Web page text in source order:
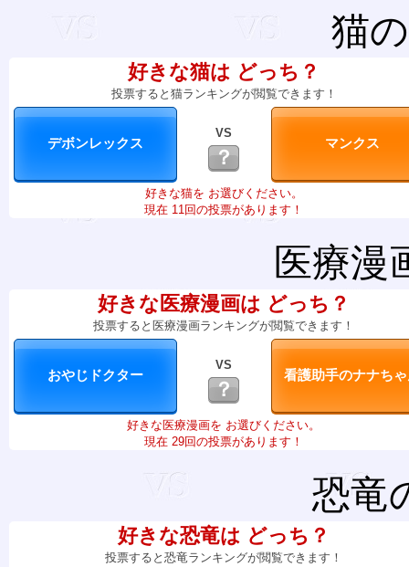
猫
好きな猫は どっち？
投票すると猫ランキングが閲覧できます！
VS
？
好きな猫を お選びください。
現在 11回の投票があります！
医療漫
好きな医療漫画は どっち？
投票すると医療漫画ランキングが閲覧できます！
VS
？
好きな医療漫画を お選びください。
現在 29回の投票があります！
恐竜
好きな恐竜は どっち？
投票すると恐竜ランキングが閲覧できます！